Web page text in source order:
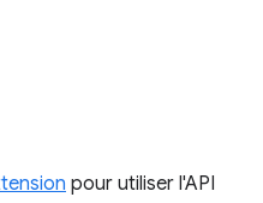
pour utiliser l'API